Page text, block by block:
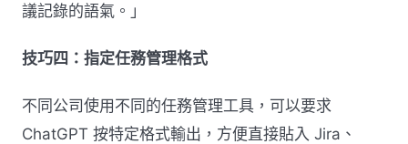
議記錄的語氣。」
技巧四：指定任務管理格式
不同公司使用不同的任務管理工具，可以要求
ChatGPT 按特定格式輸出，方便直接貼入 Jira、